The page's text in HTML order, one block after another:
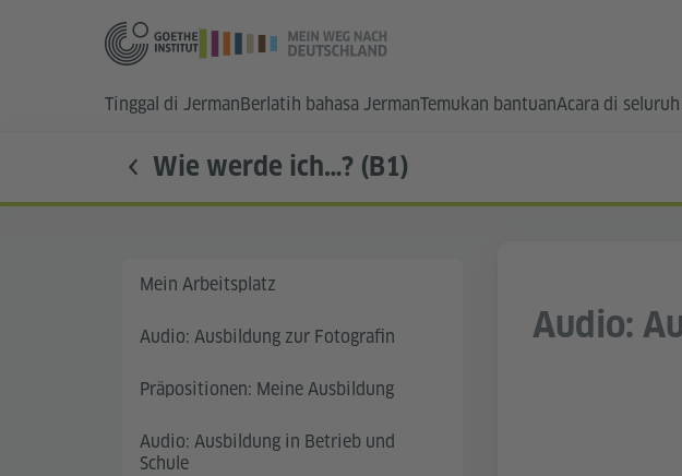
Tinggal di JermanBerlatih bahasa JermanTemukan bantuanAcara di
Wie werde ich…? (B1)
Mein Arbeitsplatz
Audio: Ausbildung zur Fotografin
Präpositionen: Meine Ausbildung
Audio: Ausbildung in Betrieb und
Schule
Audio: